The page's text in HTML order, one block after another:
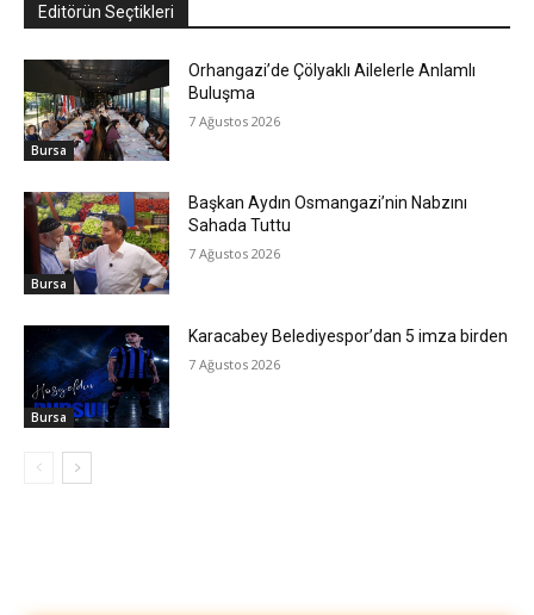
Editörün Seçtikleri
Bursa
Orhangazi’de Çölyaklı Ailelerle Anlamlı
Buluşma
7 Ağustos 2026
Bursa
Başkan Aydın Osmangazi’nin Nabzını
Sahada Tuttu
7 Ağustos 2026
Bursa
Karacabey Belediyespor’dan 5 imza birden
7 Ağustos 2026